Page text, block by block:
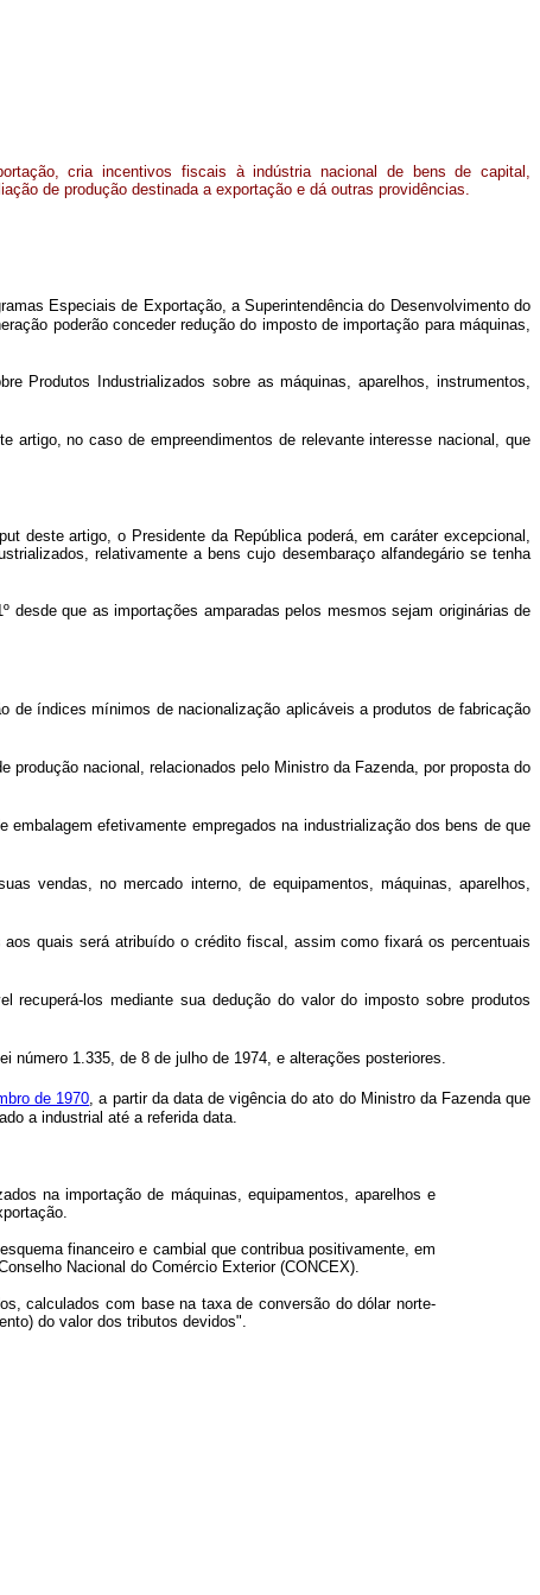
cria incentivos fiscais à indústria nacional de bens de capital,
de produção destinada a exportação e dá outras providências.
Especiais de Exportação, a Superintendência do Desenvolvimento do
poderão conceder redução do imposto de importação para máquinas,
Produtos Industrializados sobre as máquinas, aparelhos, instrumentos,
artigo, no caso de empreendimentos de relevante interesse nacional, que
deste artigo, o Presidente da República poderá, em caráter excepcional,
relativamente a bens cujo desembaraço alfandegário se tenha
que as importações amparadas pelos mesmos sejam originárias de
de índices mínimos de nacionalização aplicáveis a produtos de fabricação
nacional, relacionados pelo Ministro da Fazenda, por proposta do
efetivamente empregados na industrialização dos bens de que
vendas, no mercado interno, de equipamentos, máquinas, aparelhos,
quais será atribuído o crédito fiscal, assim como fixará os percentuais
los mediante sua dedução do valor do imposto sobre produtos
número 1.335, de 8 de julho de 1974, e alterações posteriores.
de 1970, a partir da data de vigência do ato do Ministro da Fazenda que
a industrial até a referida data.
na importação de máquinas, equipamentos, aparelhos e
financeiro e cambial que contribua positivamente, em
Nacional do Comércio Exterior (CONCEX).
calculados com base na taxa de conversão do dólar norte-
do valor dos tributos devidos".